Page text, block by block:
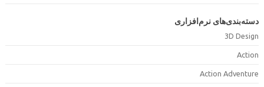
نرم‌افزاری
3D
Action